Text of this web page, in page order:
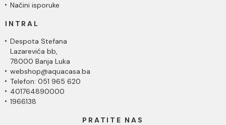
Načini isporuke
INTRAL
Despota Stefana
Lazarevića bb,
78000 Banja Luka
webshop@aquacasa.ba
Telefon: 051 965 620
401764890000
1966138
PRATITE NAS